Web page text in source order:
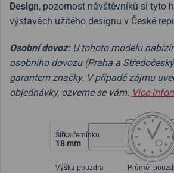
Design, pozornost návštěvníků si tyto
výstavách užitého designu v České
Osobní dovoz: U tohoto modelu
osobního dovozu (Praha a
garantem značky. V případě zájmu
objednávky, ozveme se vám. Více
Šířka řemínku
18 mm
Výška pouzdra Průměr